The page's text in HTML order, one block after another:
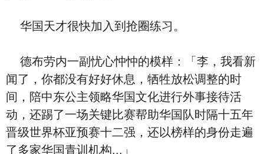
华国天才很快加入到抢圈练习。
德布劳内一副忧心忡忡的模样：「李，我看新
闻了，你都没有好好休息，牺牲放松调整的时
间，陪中东公主领略华国文化进行外事接待活
动，还踢了一场关键比赛帮助华国队时隔十五年
晋级世界杯亚预赛十二强，还以榜样的身份走遍
了多家华国青训机构...」